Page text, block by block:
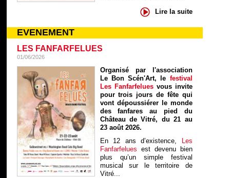
Lire la suite
EVENEMENT
LES FANFARFELUES
01/06/2026
Organisé par l'association
Le Bon Scén'Art, le festival
Les Fanfarfelues vous invite
pour trois jours de fête qui
vont dépoussiérer le monde
des fanfares au pied du
Château de Vitré, du 21 au
23 août 2026.
En 12 ans d’existence, Les
Fanfarfelues est devenu bien
plus qu’un simple festival
musical sur le territoire de
Vitré...